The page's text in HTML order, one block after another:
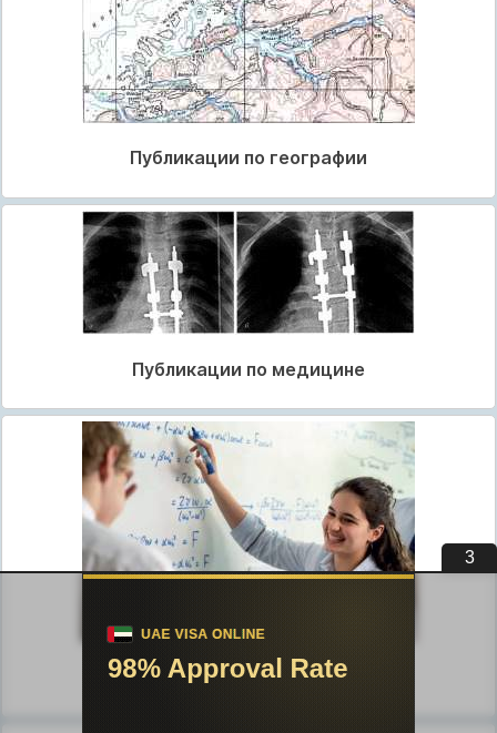
Публикации по географии
Публикации по медицине
Публикации по педагогике
2